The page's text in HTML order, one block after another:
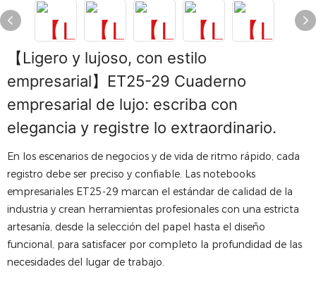
【Ligero y lujoso, con estilo
empresarial】ET25-29 Cuaderno
empresarial de lujo: escriba con
elegancia y registre lo extraordinario.
En los escenarios de negocios y de vida de ritmo rápido, cada
registro debe ser preciso y confiable. Las notebooks
empresariales ET25-29 marcan el estándar de calidad de la
industria y crean herramientas profesionales con una estricta
artesanía, desde la selección del papel hasta el diseño
funcional, para satisfacer por completo la profundidad de las
necesidades del lugar de trabajo.